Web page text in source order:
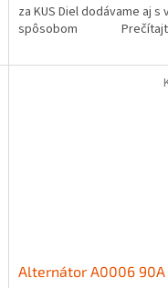
za KUS Diel dodávame aj s
spôsobom Prečítajte
Alternátor A0006 90A